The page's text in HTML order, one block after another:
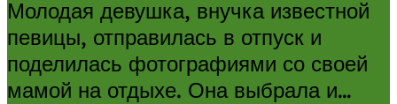
Молодая девушка, внучка известной
певицы, отправилась в отпуск и
поделилась фотографиями со своей
мамой на отдыхе. Она выбрала и…